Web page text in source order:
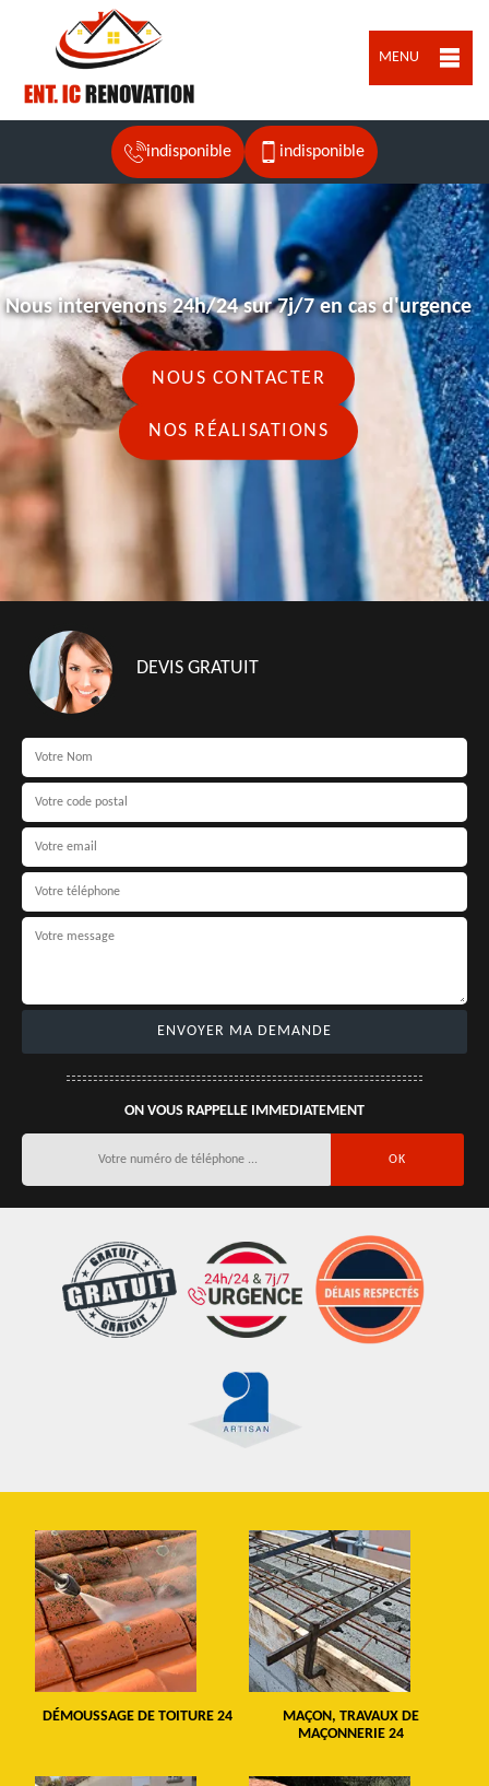
MENU
indisponible indisponible
Nous intervenons 24h/24 sur 7j/7 en cas d'urgence
NOUS CONTACTER
NOS RÉALISATIONS
DEVIS GRATUIT
ON VOUS RAPPELLE IMMEDIATEMENT
DÉMOUSSAGE DE TOITURE 24
MAÇON, TRAVAUX DE
MAÇONNERIE 24